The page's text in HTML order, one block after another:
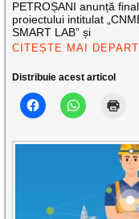
PETROȘANI anunță
proiectului intitulat
SMART LAB” și
CITEȘTE MAI
Distribuie acest articol